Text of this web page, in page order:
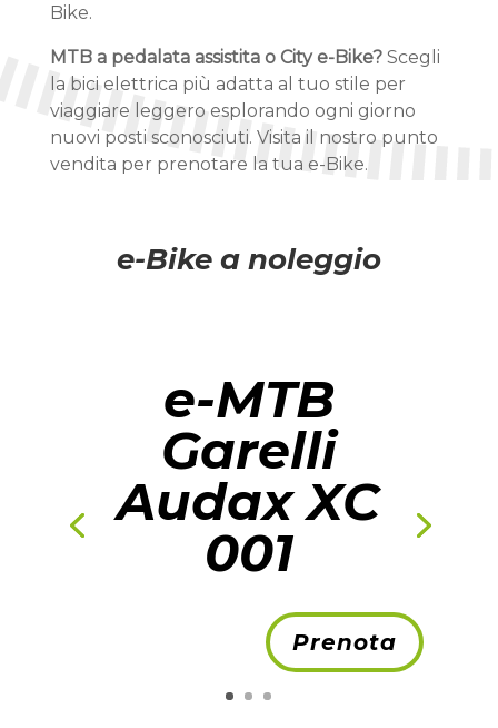
Bike.
MTB a pedalata assistita o City e-Bike?Scegli
la bici elettrica più adatta al tuo stile per
viaggiare leggero esplorando ogni giorno
nuovi posti sconosciuti. Visita il nostro punto
vendita per prenotare la tua e-Bike.
e-Bike a noleggio
e-MTB
Garelli
Audax XC
001
Prenota